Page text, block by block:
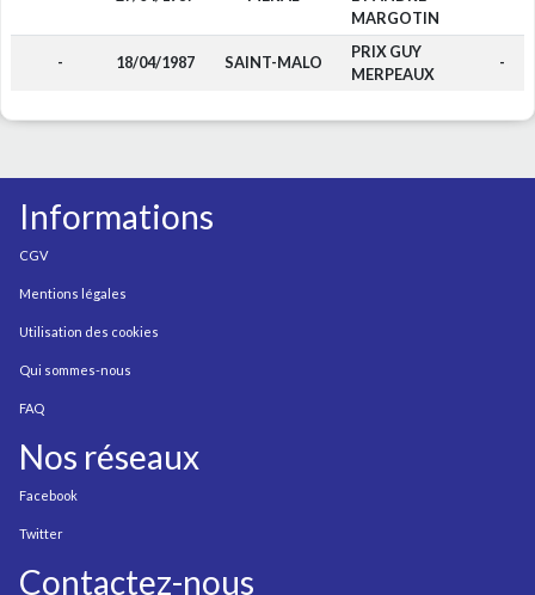
MARGOTIN
- 18/04/1987 SAINT-MALO
PRIX GUY
MERPEAUX
-
Informations
CGV
Mentions légales
Utilisation des cookies
Qui sommes-nous
FAQ
Nos réseaux
Facebook
Twitter
Contactez-nous